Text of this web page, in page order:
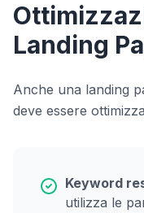
Landing
Anche una landing
deve essere
Keyword
utilizza le